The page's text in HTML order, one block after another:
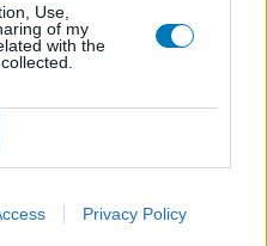
Use,
of my
with the
Privacy Policy